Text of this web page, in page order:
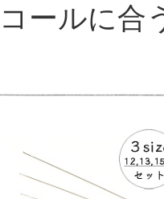
ールに合